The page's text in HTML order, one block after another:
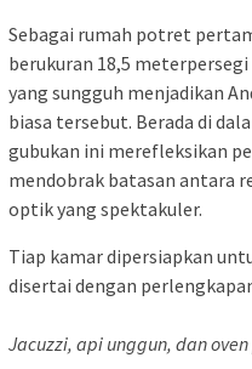
Sebagai rumah potret
berukuran 18,5
yang sungguh menjadikan
biasa tersebut. Berada di
gubukan ini merefleksikan
mendobrak batasan antara
optik yang spektakuler.
Tiap kamar dipersiapkan
disertai dengan
Jacuzzi, api unggun, dan